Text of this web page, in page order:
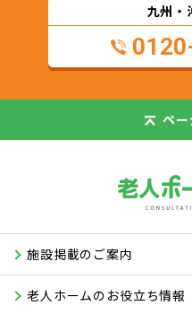
九州・
ペー
施設掲載のご案内
老人ホームのお役立ち情報